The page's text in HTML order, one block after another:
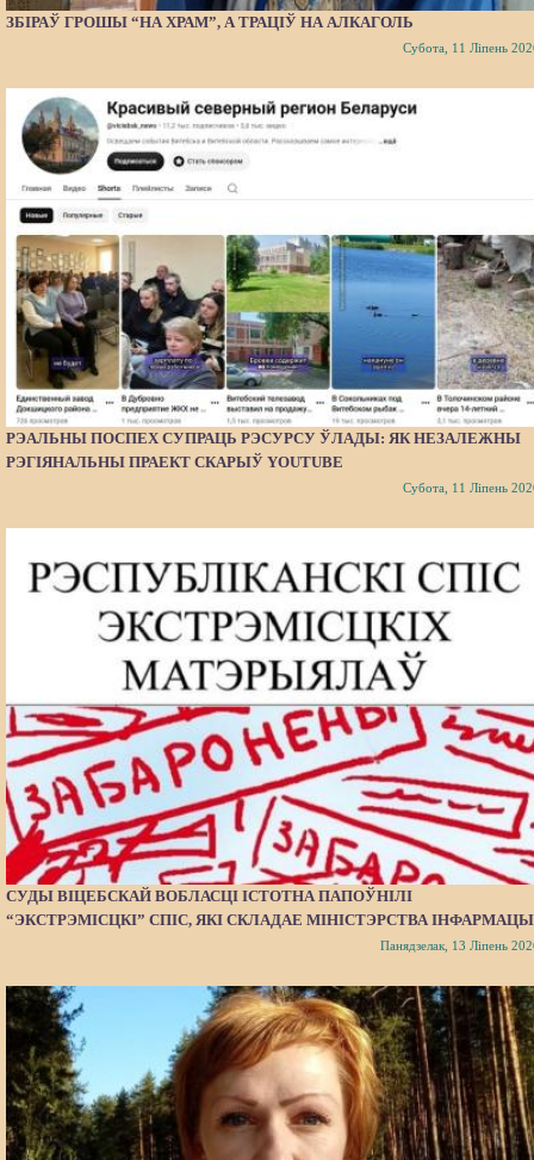
ЗБІРАЎ ГРОШЫ “НА ХРАМ”, А ТРАЦІЎ НА АЛКАГОЛЬ
Субота, 11 Ліпень
РЭАЛЬНЫ ПОСПЕХ СУПРАЦЬ РЭСУРСУ ЎЛАДЫ: ЯК НЕЗАЛЕЖНЫ
РЭГІЯНАЛЬНЫ ПРАЕКТ СКАРЫЎ YOUTUBE
Субота, 11 Ліпень
СУДЫ ВІЦЕБСКАЙ ВОБЛАСЦІ ІСТОТНА ПАПОЎНІЛІ
“ЭКСТРЭМІСЦКІ” СПІС, ЯКІ СКЛАДАЕ МІНІСТЭРСТВА
Панядзелак, 13 Ліпень